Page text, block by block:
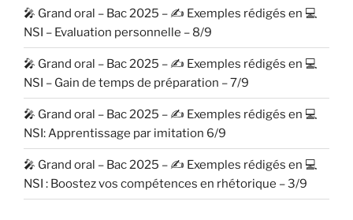
🎤 Grand oral – Bac 2025 – ✍️ Exemples rédigés en 💻
NSI – Evaluation personnelle – 8/9
🎤 Grand oral – Bac 2025 – ✍️ Exemples rédigés en 💻
NSI – Gain de temps de préparation – 7/9
🎤 Grand oral – Bac 2025 – ✍️ Exemples rédigés en 💻
NSI: Apprentissage par imitation 6/9
🎤 Grand oral – Bac 2025 – ✍️ Exemples rédigés en 💻
NSI : Boostez vos compétences en rhétorique – 3/9